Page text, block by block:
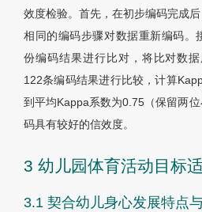
效度检验。首先，在初步编码完成
相同的编码步骤对数据重新编码。
份编码结果进行比对，将比对数
122条编码结果进行比较，计算
到平均Kappa系数为0.75（保留两
码具有较好的信效度。
3 幼儿园体育活动目标
3.1 契合幼儿身心发展特点